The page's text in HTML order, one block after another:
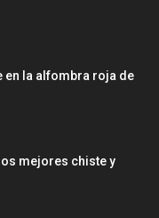
en la alfombra roja de
mejores chiste y